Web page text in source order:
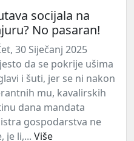
socijala na
No pasaran!
30 Siječanj 2025
da se pokrije ušima
i šuti, jer se ni nakon
mu, kavalirskih
dana mandata
gospodarstva ne
je li,... Više